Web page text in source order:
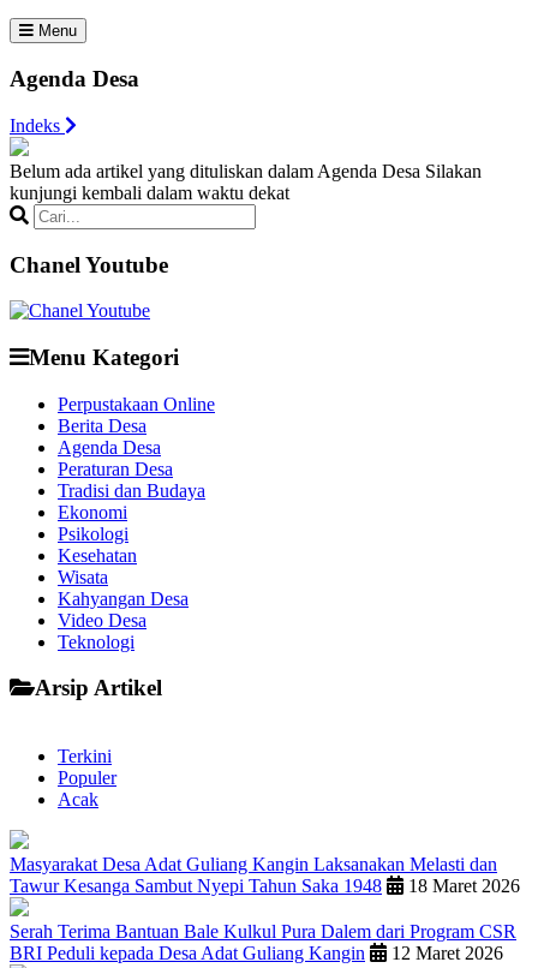
Menu
Agenda Desa
Indeks
Belum ada artikel yang dituliskan dalam Agenda Desa Silakan
kunjungi kembali dalam waktu dekat
Chanel Youtube
Menu Kategori
Perpustakaan Online
Berita Desa
Agenda Desa
Peraturan Desa
Tradisi dan Budaya
Ekonomi
Psikologi
Kesehatan
Wisata
Kahyangan Desa
Video Desa
Teknologi
Arsip Artikel
Terkini
Populer
Acak
Masyarakat Desa Adat Guliang Kangin Laksanakan Melasti dan
Tawur Kesanga Sambut Nyepi Tahun Saka 1948
18 Maret 2026
Serah Terima Bantuan Bale Kulkul Pura Dalem dari Program CSR
BRI Peduli kepada Desa Adat Guliang Kangin
12 Maret 2026